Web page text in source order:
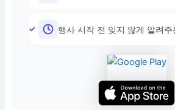
행사 시작 전 잊지 않게 알려주